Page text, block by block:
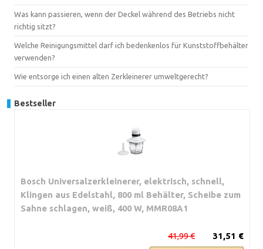
Was kann passieren, wenn der Deckel während des Betriebs nicht
richtig sitzt?
Welche Reinigungsmittel darf ich bedenkenlos für Kunststoffbehälter
verwenden?
Wie entsorge ich einen alten Zerkleinerer umweltgerecht?
Bestseller
Bosch Universalzerkleinerer, elektrisch, schnell,
Klingen aus Edelstahl, 800 ml Behälter, Scheibe zum
Sahne schlagen, weiß, 400 W, MMR08A1
31,51 €
41,99 €